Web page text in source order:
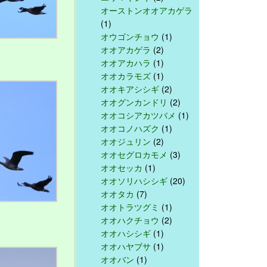
オーストンオオアカゲラ
(1)
オウゴンチョウ (1)
オオアカゲラ (2)
オオアカハラ (1)
オオカラモズ (1)
オオキアシシギ (2)
オオグンカンドリ (2)
オオコシアカツバメ (1)
オオコノハズク (1)
オオジュリン (2)
オオセグロカモメ (3)
オオセッカ (1)
オオソリハシシギ (20)
オオタカ (7)
オオトラツグミ (1)
オオハクチョウ (2)
オオハシシギ (1)
オオハヤブサ (1)
オオバン (1)